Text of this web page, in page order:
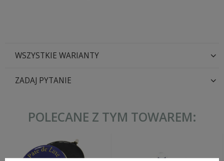
WSZYSTKIE WARIANTY
ZADAJ PYTANIE
POLECANE Z TYM TOWAREM: